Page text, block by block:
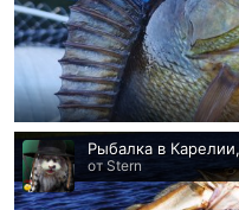
Рыбалка в
от Stern